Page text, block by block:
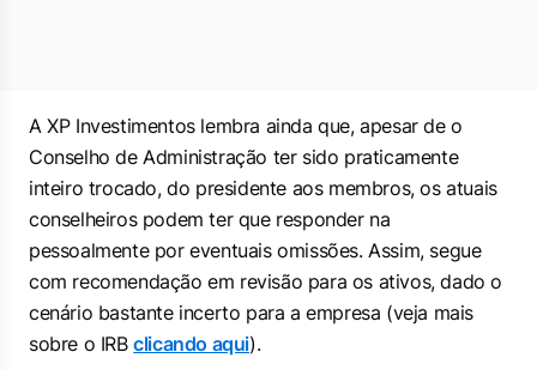
A XP Investimentos lembra ainda que, apesar de o
Conselho de Administração ter sido praticamente
inteiro trocado, do presidente aos membros, os atuais
conselheiros podem ter que responder na
pessoalmente por eventuais omissões. Assim, segue
com recomendação em revisão para os ativos, dado o
cenário bastante incerto para a empresa (veja mais
sobre o IRBclicando aqui).